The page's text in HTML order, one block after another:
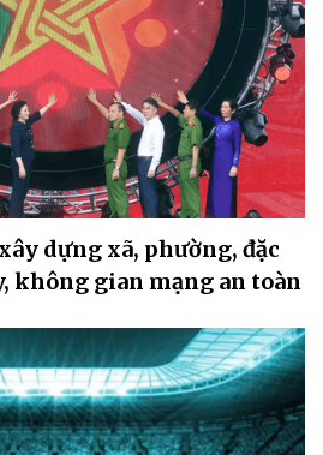
dựng xã, phường, đặc
không gian mạng an toàn